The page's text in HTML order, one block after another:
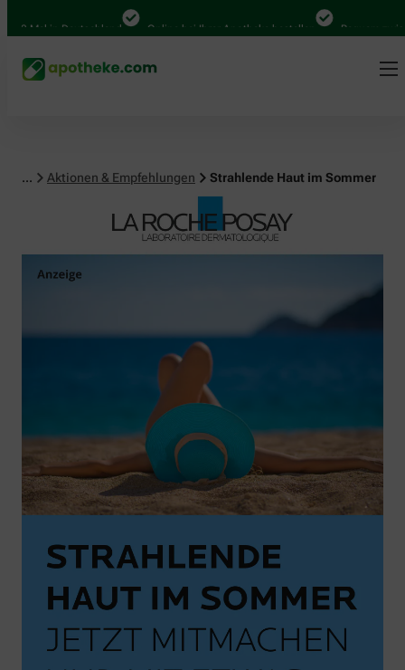
in Deutschland Online bei Ihrer Apotheke bestellen Bequem zwischen
... Aktionen & Empfehlungen Strahlende Haut im Sommer